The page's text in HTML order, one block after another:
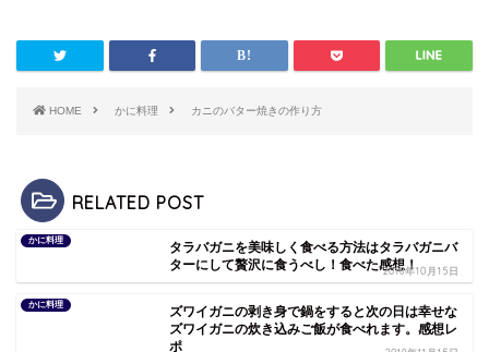
HOME かに料理 カニのバター焼きの作り方
RELATED POST
かに料理
タラバガニを美味しく食べる方法はタラバガニバ
ターにして贅沢に食うべし！食べた感想！2018年10月15日
かに料理
ズワイガニの剥き身で鍋をすると次の日は幸せな
ズワイガニの炊き込みご飯が食べれます。感想レ
ポ